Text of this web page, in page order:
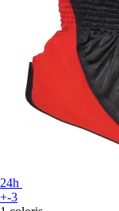
24h
+-3